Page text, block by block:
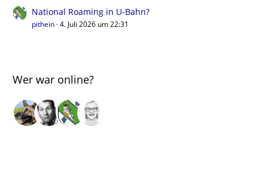
National Roaming in U-Bahn?
pithein 4. Juli 2026 um 22:31
Wer war online?